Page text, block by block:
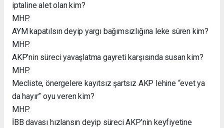
iptaline alet olan kim?
MHP.
AYM kapatılsın deyip yargı bağımsızlığına leke süren kim?
MHP.
AKP’nin süreci yavaşlatma gayreti karşısında susan kim?
MHP.
Mecliste, önergelere kayıtsız şartsız AKP lehine “evet ya
da hayır” oyu veren kim?
MHP.
İBB davası hızlansın deyip süreci AKP’nin keyfiyetine